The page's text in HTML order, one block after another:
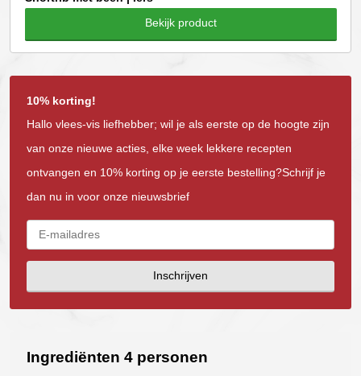
Bekijk product
10% korting!
Hallo vlees-vis liefhebber; wil je als eerste op de hoogte zijn
van onze nieuwe acties, elke week lekkere recepten
ontvangen en 10% korting op je eerste bestelling?Schrijf je
dan nu in voor onze nieuwsbrief
Inschrijven
Ingrediënten 4 personen